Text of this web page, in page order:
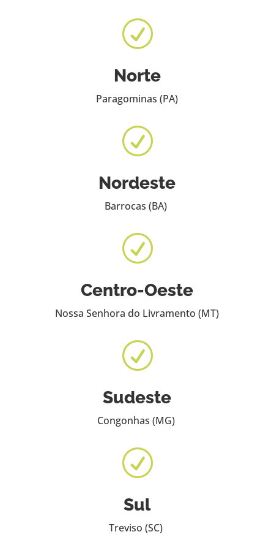
R
Norte
Paragominas (PA)
R
Nordeste
Barrocas (BA)
R
Centro-Oeste
Nossa Senhora do Livramento (MT)
R
Sudeste
Congonhas (MG)
R
Sul
Treviso (SC)